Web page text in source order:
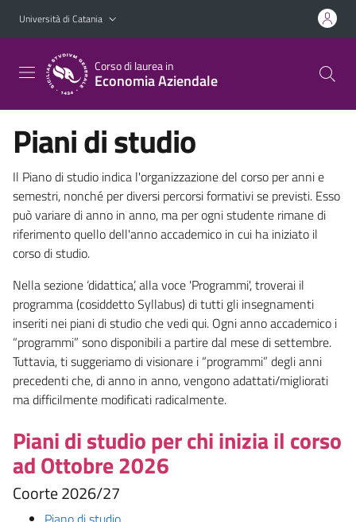
Vai al contenuto principale
Vai al menu di navigazione
Università di Catania
Corso di laurea in
Economia Aziendale
Piani di studio
Il Piano di studio indica l'organizzazione del corso per anni e
semestri, nonché per diversi percorsi formativi se previsti. Esso
può variare di anno in anno, ma per ogni studente rimane di
riferimento quello dell'anno accademico in cui ha iniziato il
corso di studio.
Nella sezione ‘didattica’, alla voce 'Programmi', troverai il
programma (cosiddetto Syllabus) di tutti gli insegnamenti
inseriti nei piani di studio che vedi qui. Ogni anno accademico i
“programmi” sono disponibili a partire dal mese di settembre.
Tuttavia, ti suggeriamo di visionare i “programmi” degli anni
precedenti che, di anno in anno, vengono adattati/migliorati
ma difficilmente modificati radicalmente.
Piani di studio per chi inizia il corso
ad Ottobre 2026
Coorte 2026/27